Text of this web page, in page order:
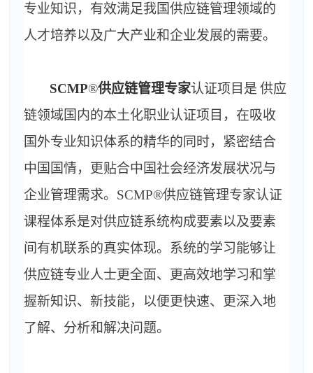
专业知识，有效满足我国供应链管理领域的
人才培养以及广大产业和企业发展的需要。
SCMP®供应链管理专家认证项目是 供应
链领域国内的本土化职业认证项目，在吸收
国外专业知识体系的精华的同时，紧密结合
中国国情，更贴合中国社会经济发展状况与
企业管理需求。 SCMP®供应链管理专家认证
课程体系是对供应链系统构成要素以及要素
间有机联系的真实体现。系统的学习能够让
供应链专业人士更全面、更高效地学习和掌
握新知识、新技能，以便更快速、更深入地
了解、分析和解决问题。